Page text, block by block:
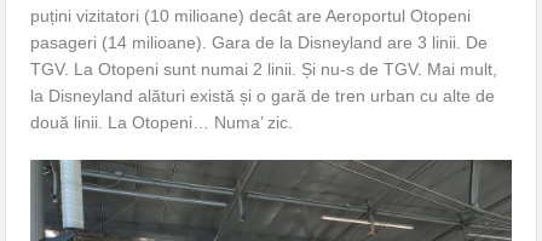
puțini vizitatori (10 milioane) decât are Aeroportul Otopeni
pasageri (14 milioane). Gara de la Disneyland are 3 linii. De
TGV. La Otopeni sunt numai 2 linii. Și nu-s de TGV. Mai mult,
la Disneyland alături există și o gară de tren urban cu alte de
două linii. La Otopeni… Numa’ zic.